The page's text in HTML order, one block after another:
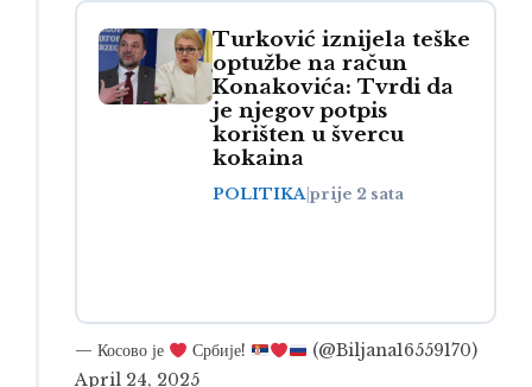
Turković iznijela teške
optužbe na račun
Konakovića: Tvrdi da
je njegov potpis
korišten u švercu
kokaina
POLITIKAprije 2 sata
— Косово је Србије!
(@Biljana16559170)
April 24, 2025